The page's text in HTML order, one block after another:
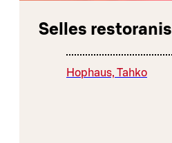
Selles restoranis
Hophaus, Tahko